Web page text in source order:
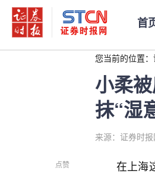
首
您当前的位置：
小柔
抹“湿
来源：证券时报
点赞
在上海